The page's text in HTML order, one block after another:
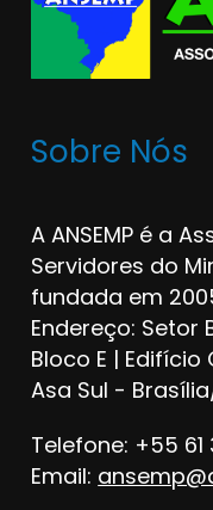
Sobre Nós
A ANSEMP é a
Servidores do
fundada em
Endereço: Setor
Bloco E |
Asa Sul -
Telefone: +55 61
Email: